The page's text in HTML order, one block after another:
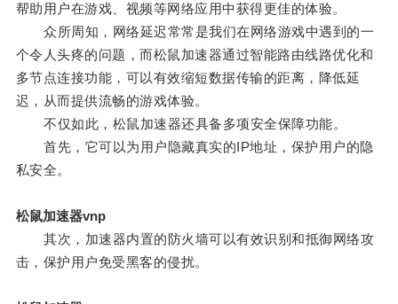
帮助用户在游戏、视频等网络应用中获得更佳的体验。
众所周知，网络延迟常常是我们在网络游戏中遇到的一
个令人头疼的问题，而松鼠加速器通过智能路由线路优化和
多节点连接功能，可以有效缩短数据传输的距离，降低延
迟，从而提供流畅的游戏体验。
不仅如此，松鼠加速器还具备多项安全保障功能。
首先，它可以为用户隐藏真实的IP地址，保护用户的隐
私安全。
松鼠加速器vnp
其次，加速器内置的防火墙可以有效识别和抵御网络攻
击，保护用户免受黑客的侵扰。